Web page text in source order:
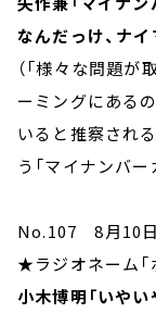
なんだっけ、ナイ
（「様々な問題
ーミングにある
いると推察され
う「マイナンバー
No.107 8月10日
★ラジオネーム「
小木博明「いや